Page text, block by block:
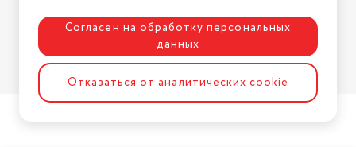
Разработка сайтаASTDESIGN
Согласен на обработку персональных
данных
Отказаться от аналитических cookie